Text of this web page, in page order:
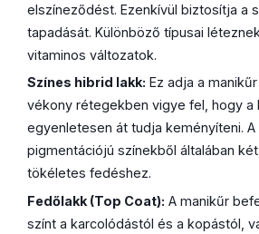
elszíneződést. Ezenkívül biztosítja a
tapadását. Különböző típusai
vitaminos változatok.
Színes hibrid lakk: Ez adja a
vékony rétegekben vigye fel, hogy a
egyenletesen át tudja keményíteni.
pigmentációjú színekből általában
tökéletes fedéshez.
Fedőlakk (Top Coat): A manikűr
színt a karcolódástól és a kopástól,